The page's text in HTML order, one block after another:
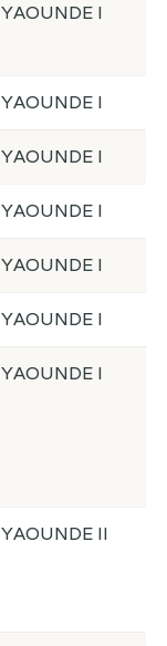
YAOUNDE I
YAOUNDE I
YAOUNDE I
YAOUNDE I
YAOUNDE I
YAOUNDE I
YAOUNDE I
YAOUNDE II